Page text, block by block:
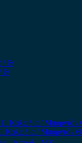
Θ
Καλώδια / Μπορντό / Θ